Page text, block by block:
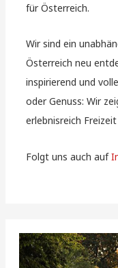
für Österreich.
Wir sind ein
Österreich neu
inspirierend und
oder Genuss: Wir
erlebnisreich
Folgt uns auch auf